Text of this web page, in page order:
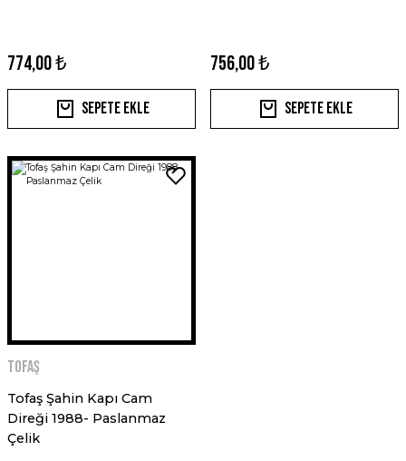
774,00 ₺
Sepete Ekle
756,00 ₺
Sepete Ekle
Tofaş
Tofaş Şahin Kapı Cam
Direği 1988- Paslanmaz
Çelik